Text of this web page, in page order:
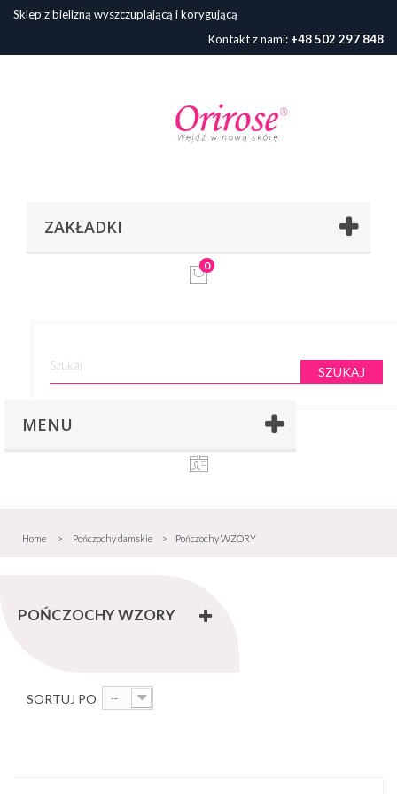
Sklep z bielizną wyszczuplającą i korygującą
Kontakt z nami: +48 502 297 848
ZAKŁADKI
0
SZUKAJ
MENU
Home > Pończochy damskie > Pończochy WZORY
POŃCZOCHY WZORY
SORTUJ PO --